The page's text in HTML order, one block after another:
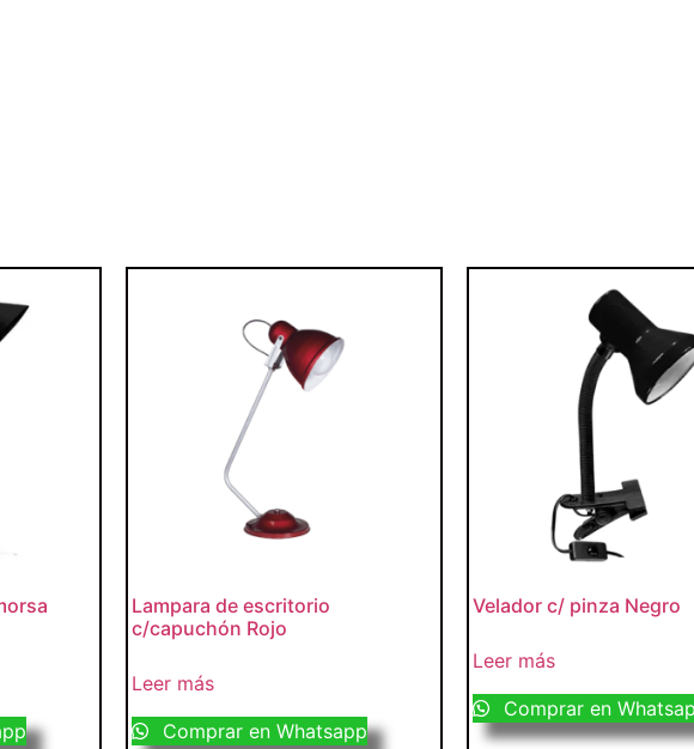
Lampara de escritorio
c/capuchón Rojo
Leer más
Comprar en Whatsapp
Velador c/ pinza Negro
Leer más
Comprar en